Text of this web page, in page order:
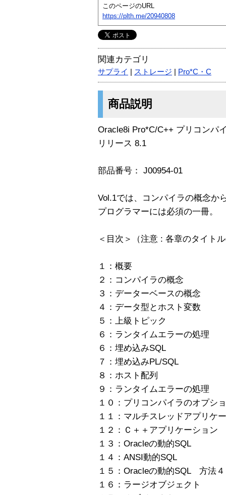
このページのURL
https://plth.me/20940808
関連カテゴリ
サプライ ストレージ Pro*C・C
商品説明
Oracle8i Pro*C/C++ プリコンパ
リリース 8.1
部品番号： J00954-01
Vol.1では、コンパイラの概念か
プログラマーには必須の一冊。
＜目次＞（注意 : 各章のタイト
１：概要
２：コンパイラの概念
３：データーベースの概念
４：データ型とホスト変数
５：上級トピック
６：ランタイムエラーの処理
６：埋め込みSQL
７：埋め込みPL/SQL
８：ホスト配列
９：ランタイムエラーの処理
１０：プリコンパイラのオプシ
１１：マルチスレッドアプリケ
１２：Ｃ＋＋アプリケーション
１３：Oracleの動的SQL
１４：ANSI動的SQL
１５：Oracleの動的SQL 方法４
１６：ラージオブジェクト